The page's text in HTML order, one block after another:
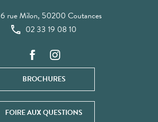
6 rue Milon, 50200 Coutances
02 33 19 08 10
BROCHURES
FOIRE AUX QUESTIONS